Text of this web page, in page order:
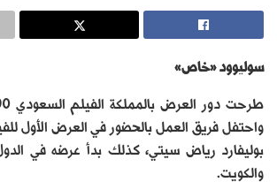
سوليوود «خاص»
واحتفل فريق العمل بالحضور في العرض الأول
بوليفارد رياض سيتي، كذلك بدأ عرضه في
والكويت.